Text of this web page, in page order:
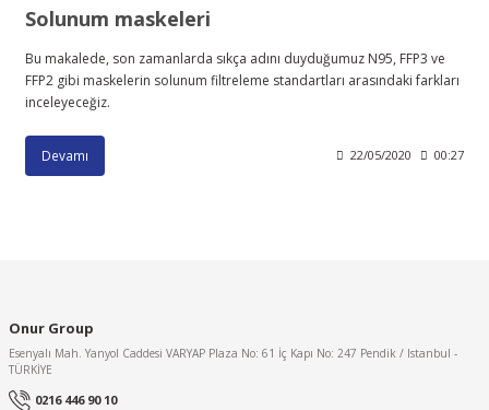
Solunum maskeleri
Bu makalede, son zamanlarda sıkça adını duyduğumuz N95, FFP3 ve
FFP2 gibi maskelerin solunum filtreleme standartları arasındaki farkları
inceleyeceğiz.
Devamı 22/05/2020 00:27
Onur Group
Esenyalı Mah. Yanyol Caddesi VARYAP Plaza No: 61 İç Kapı No: 247 Pendik / Istanbul -
TÜRKİYE
0216 446 90 10